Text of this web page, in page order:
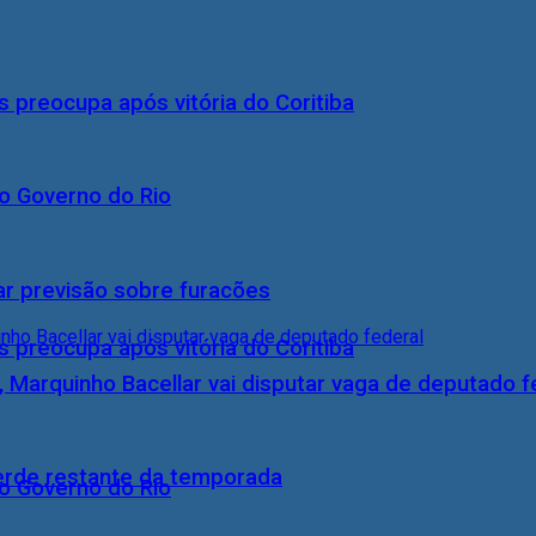
preocupa após vitória do Coritiba
Governo do Rio
preocupa após vitória do Coritiba
Governo do Rio
previsão sobre furacões
Bacellar vai disputar vaga de deputado
restante da temporada